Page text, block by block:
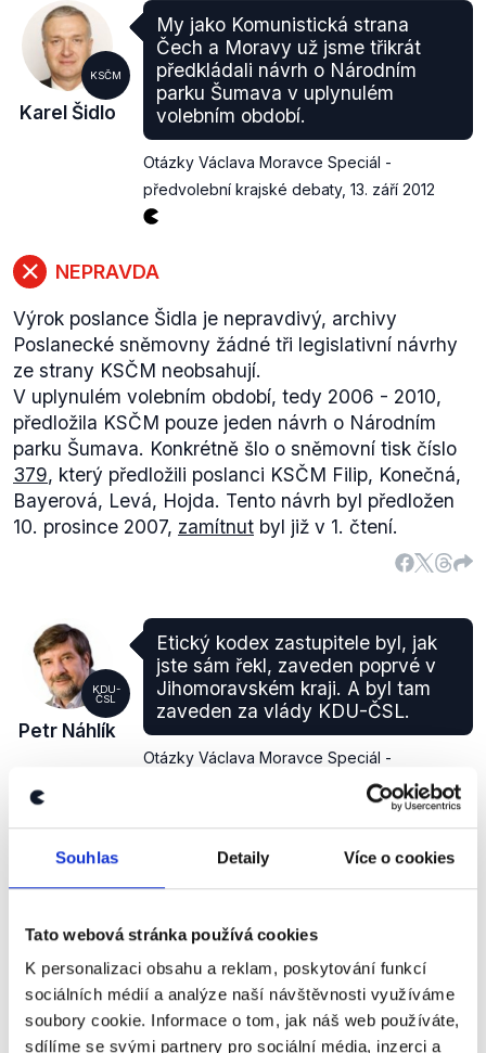
Souhlas Detaily Více o cookies
Tato webová stránka používá cookies
K personalizaci obsahu a reklam, poskytování funkcí
sociálních médií a analýze naší návštěvnosti využíváme
soubory cookie. Informace o tom, jak náš web používáte,
sdílíme se svými partnery pro sociální média, inzerci a
3239/07 pro rok 2007, 4305/08 pro 2008, 1159/09
pro 2009, 2951/10 pro 2010 a 4800/11 pro rok 2011.
Omlouváme se za tuto nepříjemnost, systém
plzeňského kraje nám bohužel znemožnil klasický
trvalý odkaz přímo na usnesení.
KSČM
Karel Šidlo
My jako Komunistická strana
Čech a Moravy už jsme třikrát
předkládali návrh o Národním
parku Šumava v uplynulém
volebním období.
Otázky Václava Moravce Speciál -
předvolební krajské debaty, 13. září 2012
NEPRAVDA
Výrok poslance Šidla je nepravdivý, archivy
Poslanecké sněmovny žádné tři legislativní návrhy
ze strany KSČM neobsahují.
V uplynulém volebním období, tedy 2006 - 2010,
předložila KSČM pouze jeden návrh o Národním
parku Šumava. Konkrétně šlo o sněmovní tisk číslo
379, který předložili poslanci KSČM Filip, Konečná,
Bayerová, Levá, Hojda. Tento návrh byl předložen
10. prosince 2007, zamítnut byl již v 1. čtení.
KDU-
ČSL
Petr Náhlík
Etický kodex zastupitele byl, jak
jste sám řekl, zaveden poprvé v
Jihomoravském kraji. A byl tam
zaveden za vlády KDU-ČSL.
Otázky Václava Moravce Speciál -
13. září 2012
ZAVÁDĚJÍCÍ
Jihomoravském kraji byl skutečně etický kodex
zastupitele zaveden jako v prvním ze všech krajů.
Podlekrajského webutomu tak bylo 10. 3. 2011.
Stalo se tak tedy o něco dříve než u podobného
kodexupřijatého hlavním městem Prahou 3. 11. 2011.